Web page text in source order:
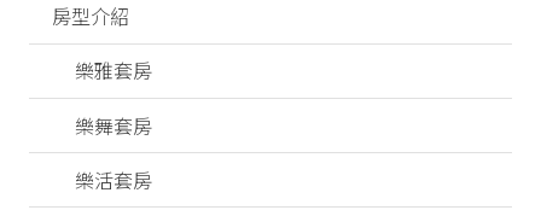
房型介紹
樂雅套房
樂舞套房
樂活套房